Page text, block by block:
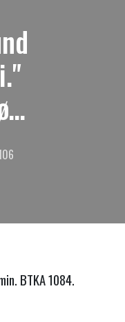
BTKA 1084.